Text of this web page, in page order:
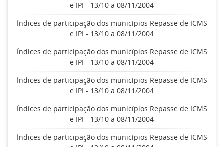
e IPI - 13/10 a 08/11/2004
Índices de participação dos municípios Repasse de ICMS
e IPI - 13/10 a 08/11/2004
Índices de participação dos municípios Repasse de ICMS
e IPI - 13/10 a 08/11/2004
Índices de participação dos municípios Repasse de ICMS
e IPI - 13/10 a 08/11/2004
Índices de participação dos municípios Repasse de ICMS
e IPI - 13/10 a 08/11/2004
Índices de participação dos municípios Repasse de ICMS